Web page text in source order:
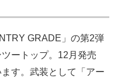
GRADE」の第2弾
ートップ。12月発売
す。武装として「アー